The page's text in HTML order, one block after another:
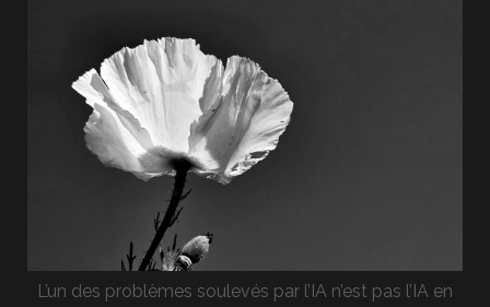
L’un des problèmes soulevés par l’IA n’est pas l’IA en